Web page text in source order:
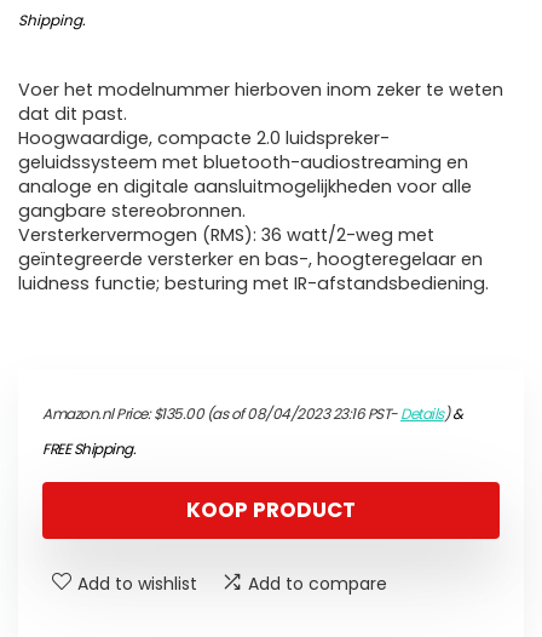
Shipping.
Voer het modelnummer hierboven inom zeker te weten
dat dit past.
Hoogwaardige, compacte 2.0 luidspreker-
geluidssysteem met bluetooth-audiostreaming en
analoge en digitale aansluitmogelijkheden voor alle
gangbare stereobronnen.
Versterkervermogen (RMS): 36 watt/2-weg met
geïntegreerde versterker en bas-, hoogteregelaar en
luidness functie; besturing met IR-afstandsbediening.
Amazon.nl Price:$135.00(as of 08/04/2023 23:16 PST-Details)&
FREE Shipping.
KOOP PRODUCT
Add to wishlist Add to compare